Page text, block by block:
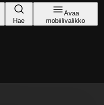
Hae
Avaa
mobiilivalikko